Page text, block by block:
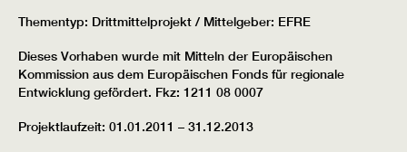
Thementyp: Drittmittelprojekt / Mittelgeber: EFRE
Dieses Vorhaben wurde mit Mitteln der Europäischen
Kommission aus dem Europäischen Fonds für regionale
Entwicklung gefördert. Fkz: 1211 08 0007
Projektlaufzeit: 01.01.2011 – 31.12.2013